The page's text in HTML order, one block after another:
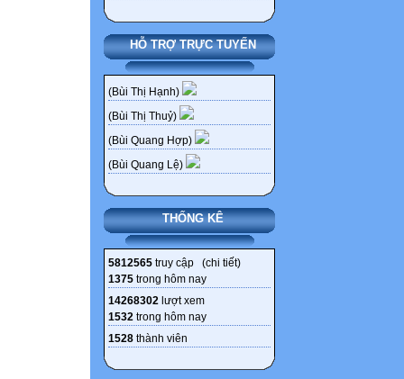
HỖ TRỢ TRỰC TUYẾN
(Bùi Thị Hạnh)
(Bùi Thị Thuỷ)
(Bùi Quang Hợp)
(Bùi Quang Lệ)
THỐNG KÊ
5812565 truy cập (chi tiết)
1375 trong hôm nay
14268302 lượt xem
1532 trong hôm nay
1528 thành viên